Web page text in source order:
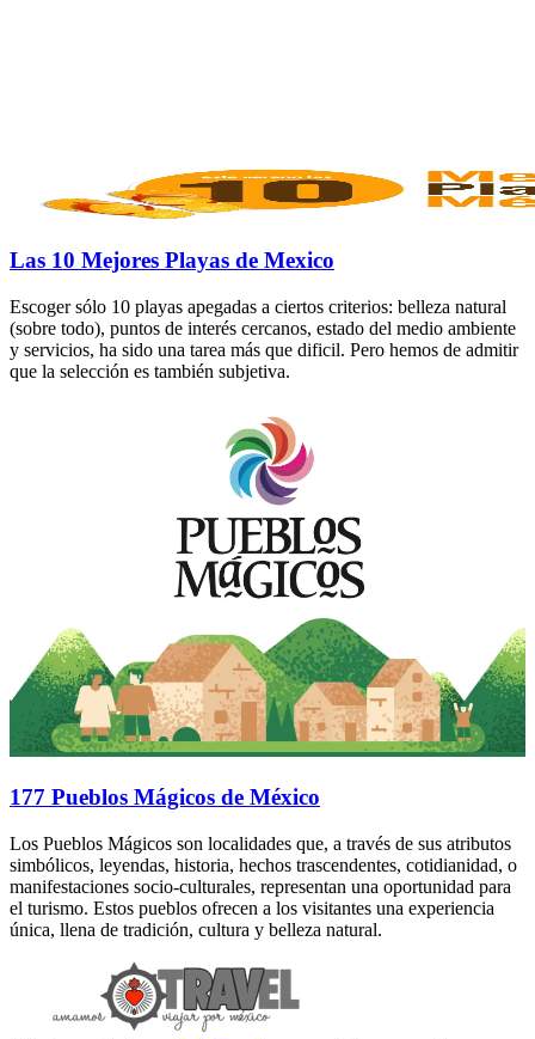
Las 10 Mejores Playas de Mexico
Escoger sólo 10 playas apegadas a ciertos criterios: belleza natural
(sobre todo), puntos de interés cercanos, estado del medio ambiente
y servicios, ha sido una tarea más que dificil. Pero hemos de admitir
que la selección es también subjetiva.
177 Pueblos Mágicos de México
Los Pueblos Mágicos son localidades que, a través de sus atributos
simbólicos, leyendas, historia, hechos trascendentes, cotidianidad, o
manifestaciones socio-culturales, representan una oportunidad para
el turismo. Estos pueblos ofrecen a los visitantes una experiencia
única, llena de tradición, cultura y belleza natural.